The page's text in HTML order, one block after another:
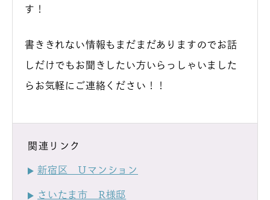
す！
書ききれない情報もまだまだありますのでお話
しだけでもお聞きしたい方いらっしゃいました
らお気軽にご連絡ください！！
関連リンク
新宿区 Uマンション
さいたま市 R様邸